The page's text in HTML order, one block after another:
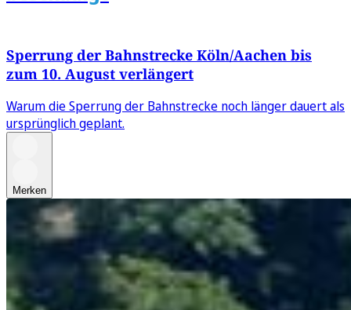
Sperrung der Bahnstrecke Köln/Aachen bis
zum 10. August verlängert
Warum die Sperrung der Bahnstrecke noch länger dauert als
ursprünglich geplant.
Merken